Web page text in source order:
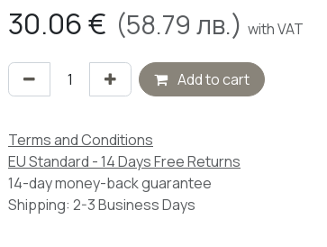
30.06€ (58.79 лв.) with VAT
Add to cart
Terms and Conditions
EU Standard - 14 Days Free Returns
14-day money-back guarantee
Shipping: 2-3 Business Days